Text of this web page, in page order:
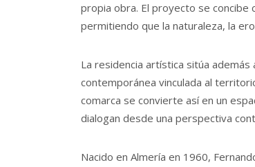
propia obra. El proyecto se concibe
permitiendo que la naturaleza, la
La residencia artística sitúa
contemporánea vinculada al
comarca se convierte así en un
dialogan desde una perspectiva
Nacido en Almería en 1960,